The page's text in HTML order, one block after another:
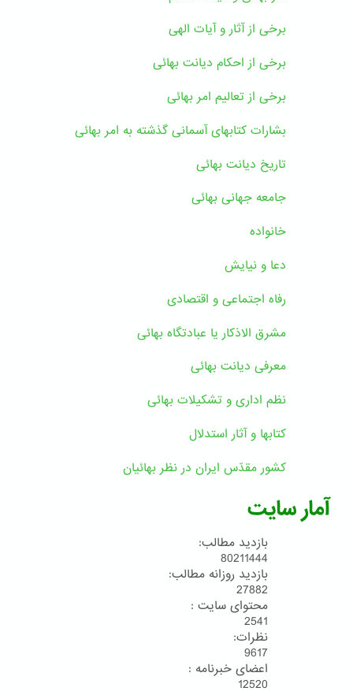
برخی از آثار و آیات الهی
برخی از احکام دیانت بهائی
برخی از تعالیم امر بهائی
بشارات کتابهای آسمانی گذشته به امر بهائی
تاریخ دیانت بهائی
جامعه جهانی بهائی
خانواده
دعا و نیایش
رفاه اجتماعی و اقتصادی
مشرق الاذکار یا عبادتگاه بهائی
معرفی دیانت بهائی
نظم اداری و تشکیلات بهائی
کتابها و آثار استدلال
کشور مقدّس ایران در نظر بهائیان
آمار سایت
بازدید مطالب:
80211444
بازدید روزانه مطالب:
27882
محتوای سایت :
2541
نظرات:
9617
اعضای خبرنامه :
12520